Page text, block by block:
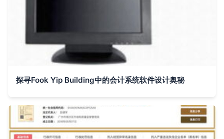
探寻Fook Yip Building中的会计系统软件设计奥秘